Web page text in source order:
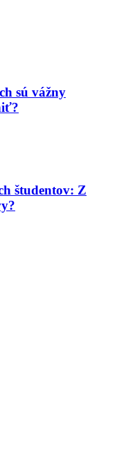
sú vážny
študentov: Z